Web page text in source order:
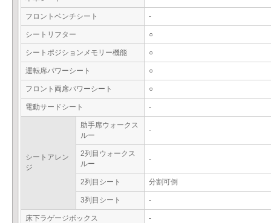
フロントベンチシート -
シートリフター ○
シートポジションメモリー機能 ○
運転席パワーシート ○
フロント両席パワーシート ○
電動サードシート -
シートアレン
ジ
助手席ウォークス
ルー
-
2列目ウォークス
ルー
-
2列目シート 分割可倒
3列目シート -
床下ラゲージボックス -